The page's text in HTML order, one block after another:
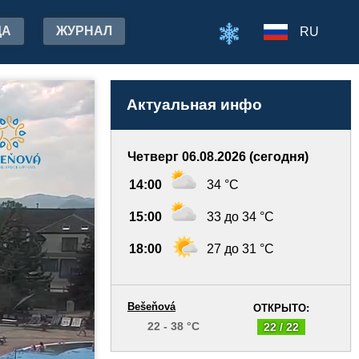
ЖУРНАЛ RU
Актуальная инфо
Четверг 06.08.2026 (сегодня)
14:00 34 °C
15:00 33 до 34 °C
18:00 27 до 31 °C
ОТКРЫТО:
22 / 22
Bešeňová
22 - 38 °C